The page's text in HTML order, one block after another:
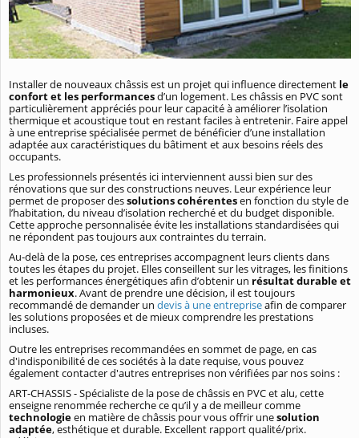
Installer de nouveaux châssis est un projet qui influence directement le
confort et les performancesd’un logement. Les châssis en PVC sont
particulièrement appréciés pour leur capacité à améliorer l’isolation
thermique et acoustique tout en restant faciles à entretenir. Faire appel
à une entreprise spécialisée permet de bénéficier d’une installation
adaptée aux caractéristiques du bâtiment et aux besoins réels des
occupants.
Les professionnels présentés ici interviennent aussi bien sur des
rénovations que sur des constructions neuves. Leur expérience leur
permet de proposer dessolutions cohérentesen fonction du style de
l’habitation, du niveau d’isolation recherché et du budget disponible.
Cette approche personnalisée évite les installations standardisées qui
ne répondent pas toujours aux contraintes du terrain.
Au-delà de la pose, ces entreprises accompagnent leurs clients dans
toutes les étapes du projet. Elles conseillent sur les vitrages, les finitions
et les performances énergétiques afin d’obtenir un résultat durable et
harmonieux. Avant de prendre une décision, il est toujours
recommandé de demander un devis à une entrepriseafin de comparer
les solutions proposées et de mieux comprendre les prestations
incluses.
Outre les entreprises recommandées en sommet de page, en cas
d'indisponibilité de ces sociétés à la date requise, vous pouvez
également contacter d'autres entreprises non vérifiées par nos soins :
ART-CHASSIS - Spécialiste de la pose de châssis en PVC et alu, cette
enseigne renommée recherche ce qu’il y a de meilleur comme
technologieen matière de châssis pour vous offrir unesolution
adaptée, esthétique et durable. Excellent rapport qualité/prix.